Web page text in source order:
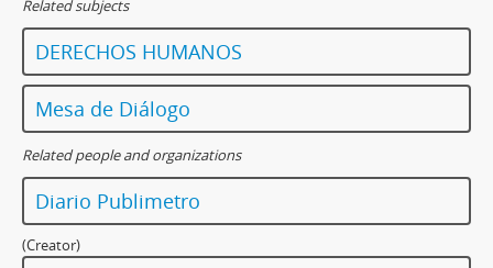
Related subjects
DERECHOS HUMANOS
Mesa de Diálogo
Related people and organizations
Diario Publimetro
(Creator)